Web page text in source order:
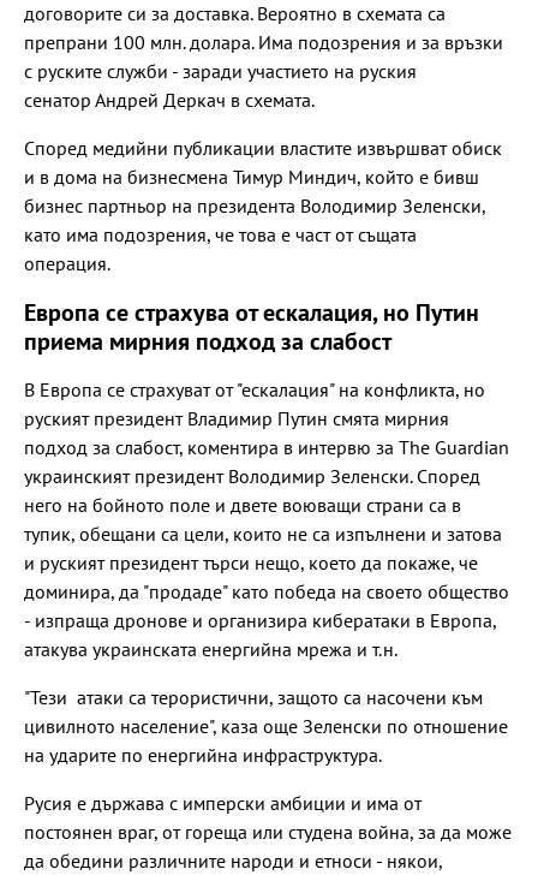
договорите си за доставка. Вероятно в схемата са
препрани 100 млн. долара. Има подозрения и за връзки
с руските служби - заради участието на руския
сенатор Андрей Деркач в схемата.
Според медийни публикации властите извършват обиск
и в дома на бизнесмена Тимур Миндич, който е бивш
бизнес партньор на президента Володимир Зеленски,
като има подозрения, че това е част от същата
Европа се страхува от ескалация, но Путин
приема мирния подход за слабост
В Европа се страхуват от "ескалация" на конфликта, но
руският президент Владимир Путин смята мирния
подход за слабост, коментира в интервю за The Guardian
украинският президент Володимир Зеленски. Според
него на бойното поле и двете воюващи страни са в
тупик, обещани са цели, които не са изпълнени и затова
и руският президент търси нещо, което да покаже, че
доминира, да "продаде" като победа на своето общество
- изпраща дронове и организира кибератаки в Европа,
атакува украинската енергийна мрежа и т.н.
"Тези атаки са терористични, защото са насочени към
цивилното население", каза още Зеленски по отношение
на ударите по енергийна инфраструктура.
Русия е държава с имперски амбиции и има от
постоянен враг, от гореща или студена война, за да може
да обедини различните народи и етноси - някои,